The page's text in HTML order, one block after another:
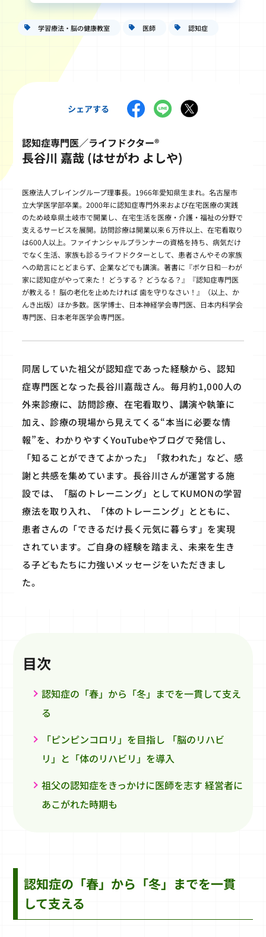
学習療法・脳の健康教室 医師 認知症
シェアする
認知症専門医／ライフドクター®
長谷川 嘉哉 (はせがわ よしや)
医療法人ブレイングループ理事長。1966年愛知県生まれ。名古屋市
立大学医学部卒業。2000年に認知症専門外来および在宅医療の実践
のため岐阜県土岐市で開業し、在宅生活を医療・介護・福祉の分野で
支えるサービスを展開。訪問診療は開業以来６万件以上、在宅看取り
は600人以上。ファイナンシャルプランナーの資格を持ち、病気だけ
でなく生活、家族も診るライフドクターとして、患者さんやその家族
への助言にとどまらず、企業などでも講演。著書に『ボケ日和―わが
家に認知症がやって来た！ どうする？ どうなる？』『認知症専門医
が教える！ 脳の老化を止めたければ 歯を守りなさい！』（以上、か
んき出版）ほか多数。医学博士、日本神経学会専門医、日本内科学会
専門医、日本老年医学会専門医。
同居していた祖父が認知症であった経験から、認知
症専門医となった長谷川嘉哉さん。毎月約1,000人の
外来診療に、訪問診療、在宅看取り、講演や執筆に
加え、診療の現場から見えてくる“本当に必要な情
報”を、わかりやすくYouTubeやブログで発信し、
「知ることができてよかった」「救われた」など、感
謝と共感を集めています。長谷川さんが運営する施
設では、「脳のトレーニング」としてKUMONの学習
療法を取り入れ、「体のトレーニング」とともに、
患者さんの「できるだけ長く元気に暮らす」を実現
されています。ご自身の経験を踏まえ、未来を生き
る子どもたちに力強いメッセージをいただきまし
た。
目次
認知症の「春」から「冬」までを一貫して支え
る
「ピンピンコロリ」を目指し 「脳のリハビ
リ」と「体のリハビリ」を導入
祖父の認知症をきっかけに医師を志す 経営者に
あこがれた時期も
認知症の「春」から「冬」までを一貫
して支える